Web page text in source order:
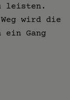
leisten.
wird die
ein Gang